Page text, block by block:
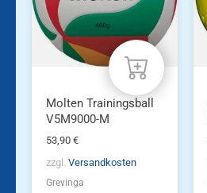
Molten Trainingsball
V5M9000-M
53,90 €
zzgl. Versandkosten
Grevinga